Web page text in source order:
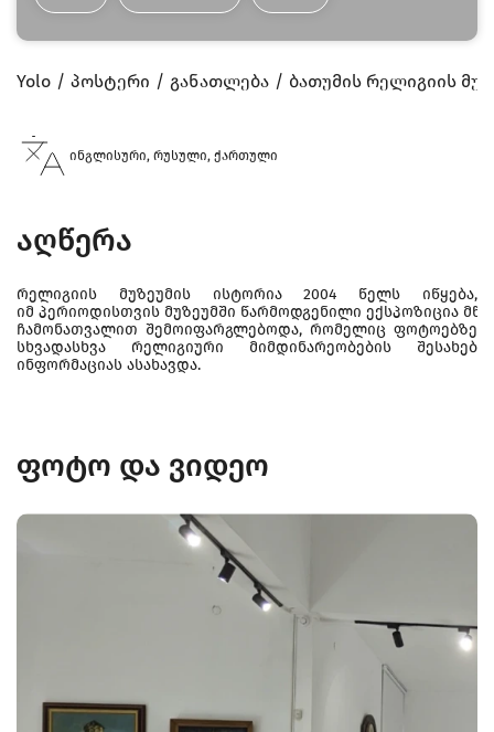
Yolo პოსტერი განათლება ბათუმის რელიგიის
ინგლისური, რუსული, ქართული
აღწერა
რელიგიის მუზეუმის ისტორია 2004 წელს იწყება,
იმ პერიოდისთვის მუზეუმში წარმოდგენილი ექსპოზიცია
ჩამონათვალით შემოიფარგლებოდა, რომელიც ფოტოებზე
სხვადასხვა რელიგიური მიმდინარეობების შესახებ
ინფორმაციას ასახავდა.
ფოტო და ვიდეო